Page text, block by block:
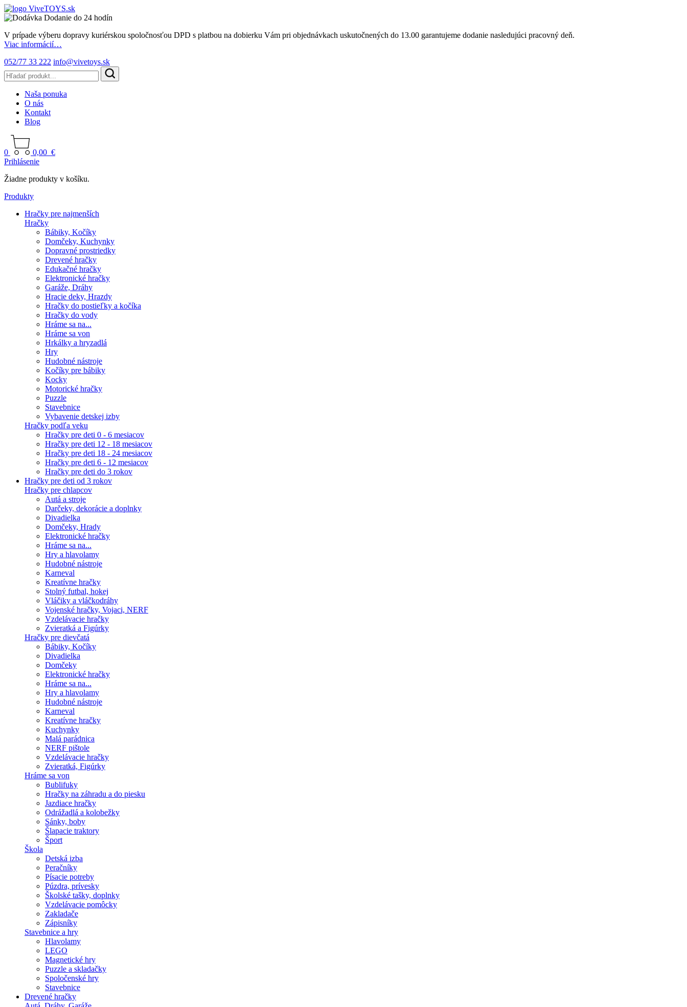
Dodanie do 24 hodín
V prípade výberu dopravy kuriérskou spoločnosťou DPD s platbou na dobierku Vám pri objednávkach uskutočnených do 13.00 garantujeme dodanie nasledujúci pracovný deň.
Viac informácií…
052/77 33 222 info@vivetoys.sk
Naša ponuka
O nás
Kontakt
Blog
0 0,00 €
Prihlásenie
Žiadne produkty v košíku.
Produkty
Hračky pre najmenších
Hračky
Bábiky, Kočíky
Domčeky, Kuchynky
Dopravné prostriedky
Drevené hračky
Edukačné hračky
Elektronické hračky
Garáže, Dráhy
Hracie deky, Hrazdy
Hračky do postieľky a kočíka
Hračky do vody
Hráme sa na...
Hráme sa von
Hrkálky a hryzadlá
Hry
Hudobné nástroje
Kočíky pre bábiky
Kocky
Motorické hračky
Puzzle
Stavebnice
Vybavenie detskej izby
Hračky podľa veku
Hračky pre deti 0 - 6 mesiacov
Hračky pre deti 12 - 18 mesiacov
Hračky pre deti 18 - 24 mesiacov
Hračky pre deti 6 - 12 mesiacov
Hračky pre deti do 3 rokov
Hračky pre deti od 3 rokov
Hračky pre chlapcov
Autá a stroje
Darčeky, dekorácie a doplnky
Divadielka
Domčeky, Hrady
Elektronické hračky
Hráme sa na...
Hry a hlavolamy
Hudobné nástroje
Karneval
Kreatívne hračky
Stolný futbal, hokej
Vláčiky a vláčkodráhy
Vojenské hračky, Vojaci, NERF
Vzdelávacie hračky
Zvieratká a Figúrky
Hračky pre dievčatá
Bábiky, Kočíky
Divadielka
Domčeky
Elektronické hračky
Hráme sa na...
Hry a hlavolamy
Hudobné nástroje
Karneval
Kreatívne hračky
Kuchynky
Malá parádnica
NERF pištole
Vzdelávacie hračky
Zvieratká, Figúrky
Hráme sa von
Bublifuky
Hračky na záhradu a do piesku
Jazdiace hračky
Odrážadlá a kolobežky
Sánky, boby
Šlapacie traktory
Šport
Škola
Detská izba
Peračníky
Písacie potreby
Púzdra, prívesky
Školské tašky, doplnky
Vzdelávacie pomôcky
Zakladače
Zápisníky
Stavebnice a hry
Hlavolamy
LEGO
Magnetické hry
Puzzle a skladačky
Spoločenské hry
Stavebnice
Drevené hračky